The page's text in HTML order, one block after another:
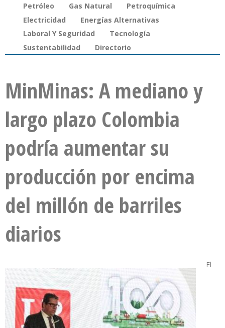
Petróleo Gas Natural
Petroquímica
Electricidad
Energías Alternativas
Laboral Y Seguridad
Tecnología
Sustentabilidad
Directorio
MinMinas: A mediano y
largo plazo Colombia
podría aumentar su
producción por encima
del millón de barriles
diarios
El